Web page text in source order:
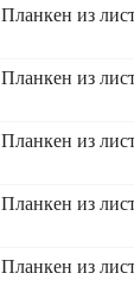
Планкен из
Планкен из
Планкен из
Планкен из
Планкен из